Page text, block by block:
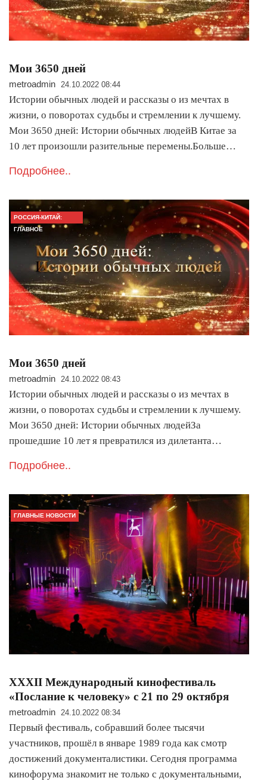
Мои 3650 дней
metroadmin 24.10.2022 08:44
Истории обычных людей и рассказы о из мечтах в
жизни, о поворотах судьбы и стремлении к лучшему.
Мои 3650 дней: Истории обычных людейВ Китае за
10 лет произошли разительные перемены.Больше…
Подробнее..
РОССИЯ-КИТАЙ:
ГЛАВНОЕ
Мои 3650 дней
metroadmin 24.10.2022 08:43
Истории обычных людей и рассказы о из мечтах в
жизни, о поворотах судьбы и стремлении к лучшему.
Мои 3650 дней: Истории обычных людейЗа
прошедшие 10 лет я превратился из дилетанта…
Подробнее..
ГЛАВНЫЕ НОВОСТИ
XXXII Международный кинофестиваль
«Послание к человеку» с 21 по 29 октября
metroadmin 24.10.2022 08:34
Первый фестиваль, собравший более тысячи
участников, прошёл в январе 1989 года как смотр
достижений документалистики. Сегодня программа
кинофорума знакомит не только с документальными,